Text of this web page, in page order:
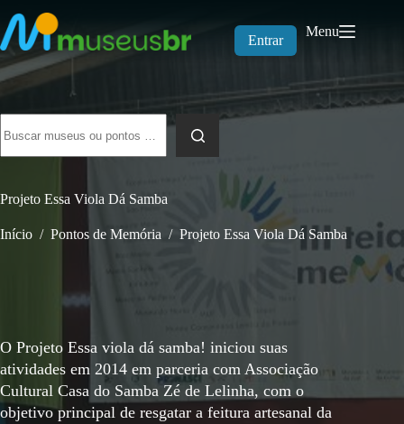
para
o
conteúdo
Entrar
Menu
resultados
Projeto Essa Viola Dá Samba
Início / Pontos de Memória / Projeto Essa Viola Dá Samba
O Projeto Essa viola dá samba! iniciou suas
atividades em 2014 em parceria com Associação
Cultural Casa do Samba Zé de Lelinha, com o
objetivo principal de resgatar a feitura artesanal da